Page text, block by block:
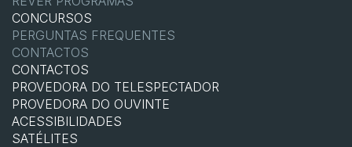
CONCURSOS
PERGUNTAS FREQUENTES
CONTACTOS
CONTACTOS
PROVEDORA DO TELESPECTADOR
PROVEDORA DO OUVINTE
ACESSIBILIDADES
SATÉLITES